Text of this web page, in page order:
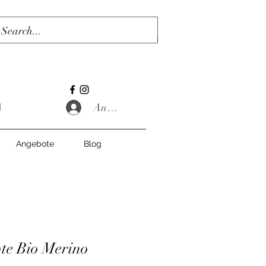
Anmelden
Angebote Blog
Bio Merino